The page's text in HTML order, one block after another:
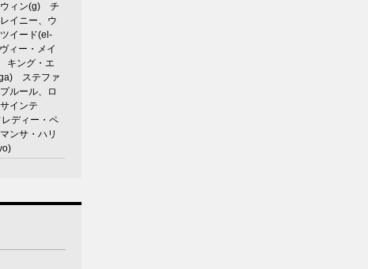
ウィン(g) チ
イニー、ウ
イード(el-
ィー・メイ
キング・エ
ステファ
ルール、ロ
インテ
ディー・ペ
ンサ・ハリ